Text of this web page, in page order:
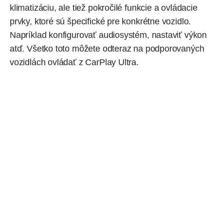
klimatizáciu, ale tiež pokročilé funkcie a ovládacie
prvky, ktoré sú špecifické pre konkrétne vozidlo.
Napríklad konfigurovať audiosystém, nastaviť výkon
atď. Všetko toto môžete odteraz na podporovaných
vozidlách ovládať z CarPlay Ultra.